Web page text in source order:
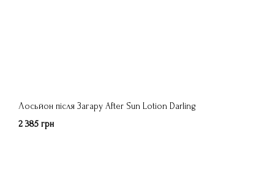
Лосьйон після Загару After Sun Lotion Darling
2 385 грн